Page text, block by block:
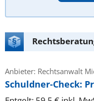
Anbieter: Rechtsanwalt
Schuldner-Check: